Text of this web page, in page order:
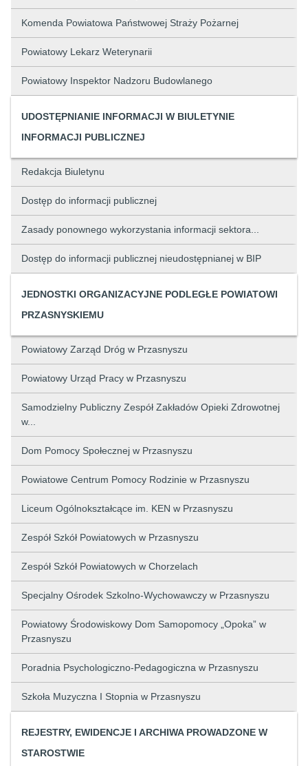
Komenda Powiatowa Państwowej Straży Pożarnej
Powiatowy Lekarz Weterynarii
Powiatowy Inspektor Nadzoru Budowlanego
UDOSTĘPNIANIE INFORMACJI W BIULETYNIE
INFORMACJI PUBLICZNEJ
Redakcja Biuletynu
Dostęp do informacji publicznej
Zasady ponownego wykorzystania informacji sektora...
Dostęp do informacji publicznej nieudostępnianej w BIP
JEDNOSTKI ORGANIZACYJNE PODLEGŁE POWIATOWI
PRZASNYSKIEMU
Powiatowy Zarząd Dróg w Przasnyszu
Powiatowy Urząd Pracy w Przasnyszu
Samodzielny Publiczny Zespół Zakładów Opieki Zdrowotnej
w...
Dom Pomocy Społecznej w Przasnyszu
Powiatowe Centrum Pomocy Rodzinie w Przasnyszu
Liceum Ogólnokształcące im. KEN w Przasnyszu
Zespół Szkół Powiatowych w Przasnyszu
Zespół Szkół Powiatowych w Chorzelach
Specjalny Ośrodek Szkolno-Wychowawczy w Przasnyszu
Powiatowy Środowiskowy Dom Samopomocy „Opoka” w
Przasnyszu
Poradnia Psychologiczno-Pedagogiczna w Przasnyszu
Szkoła Muzyczna I Stopnia w Przasnyszu
REJESTRY, EWIDENCJE I ARCHIWA PROWADZONE W
STAROSTWIE